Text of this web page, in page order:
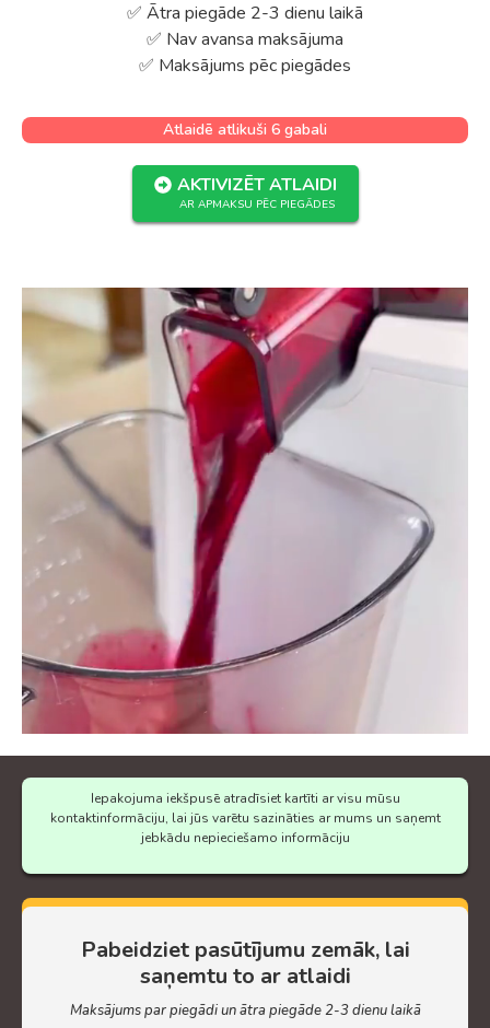
✅ Ātra piegāde 2-3 dienu laikā
✅ Nav avansa maksājuma
✅ Maksājums pēc piegādes
Atlaidē atlikuši 6 gabali
AKTIVIZĒT ATLAIDI
AR APMAKSU PĒC PIEGĀDES
Iepakojuma iekšpusē atradīsiet kartīti ar visu mūsu
kontaktinformāciju, lai jūs varētu sazināties ar mums un saņemt
jebkādu nepieciešamo informāciju
Pabeidziet pasūtījumu zemāk, lai
saņemtu to ar atlaidi
Maksājums par piegādi un ātra piegāde 2-3 dienu laikā